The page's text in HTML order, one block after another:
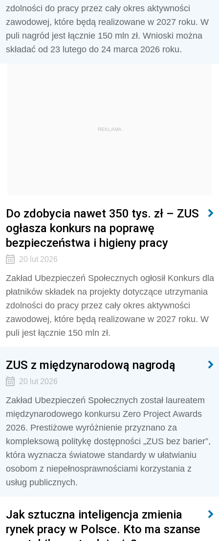
zdolności do pracy przez cały okres aktywności
zawodowej, które będą realizowane w 2027 roku. W
puli nagród jest łącznie 150 mln zł. Wnioski można
składać od 23 lutego do 24 marca 2026 roku.
REKLAMA
Do zdobycia nawet 350 tys. zł – ZUS
ogłasza konkurs na poprawę
bezpieczeństwa i higieny pracy
20 lut 2026
Zakład Ubezpieczeń Społecznych ogłosił Konkurs dla
płatników składek na projekty dotyczące utrzymania
zdolności do pracy przez cały okres aktywności
zawodowej, które będą realizowane w 2027 roku. W
puli jest łącznie 150 mln zł.
ZUS z międzynarodową nagrodą
20 lut 2026
Zakład Ubezpieczeń Społecznych został laureatem
międzynarodowego konkursu Zero Project Awards
2026. Prestiżowe wyróżnienie przyznano za
kompleksową politykę dostępności „ZUS bez barier”,
która wyznacza światowe standardy w ułatwianiu
osobom z niepełnosprawnościami korzystania z
usług publicznych.
Jak sztuczna inteligencja zmienia
rynek pracy w Polsce. Kto ma szanse